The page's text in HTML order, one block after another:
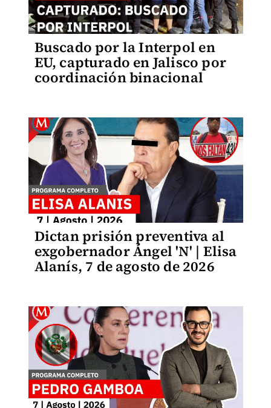
Buscado por la Interpol en
EU, capturado en Jalisco por
coordinación binacional
Dictan prisión preventiva al
exgobernador Ángel 'N' | Elisa
Alanís, 7 de agosto de 2026